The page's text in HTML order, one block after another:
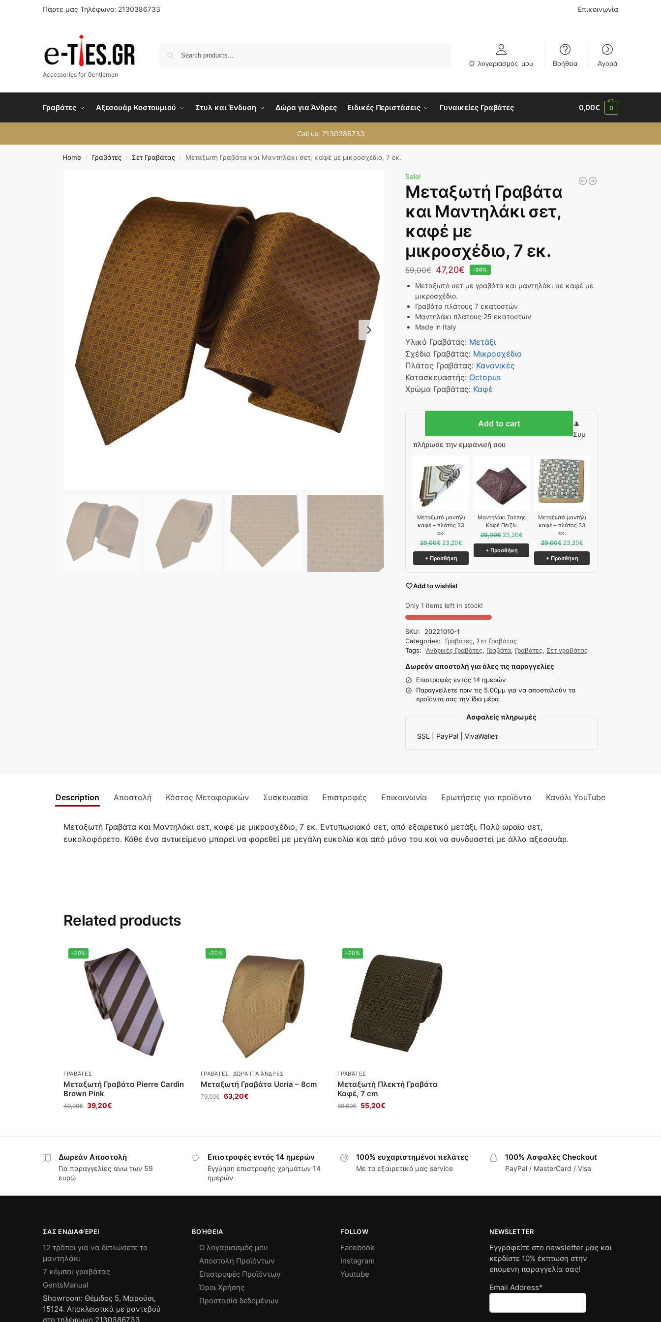
Πάρτε μας Τηλέφωνο: 2130386733 Επικοινωνία
Accessories for Gentlemen
Ο λογαριασμός μου Βοήθεια Αγορά
Γραβάτες Αξεσουάρ Κοστουμιού Στυλ και Ένδυση Δώρα για Άνδρες Ειδικές Περιστάσεις Γυναικείες Γραβάτες 0,00€ 0
Call us: 2130386733
Home / Γραβάτες / Σετ Γραβάτας / Μεταξωτή Γραβάτα και Μαντηλάκι σετ, καφέ με μικροσχέδιο, 7 εκ.
Sale!
Μεταξωτή Γραβάτα
και Μαντηλάκι σετ,
καφέ με
μικροσχέδιο, 7 εκ.
59,00€ 47,20€ -20%
Μεταξωτό σετ με γραβάτα και μαντηλάκι σε καφέ με
μικροσχέδιο.
Γραβάτα πλάτους 7 εκατοστών
Μαντηλάκι πλάτους 25 εκατοστών
Made in Italy
Υλικό Γραβάτας: Μετάξι
Σχέδιο Γραβάτας: Μικροσχέδιο
Πλάτος Γραβάτας: Κανονικές
Κατασκευαστής: Octopus
Χρώμα Γραβάτας: Καφέ
Add to cart
🎩
Συμ
πλήρωσε την εμφάνισή σου
Mεταξωτό μαντήλι
καφέ – πλάτος 33
εκ.
29,00€ 23,20€
+ Προσθήκη
Μαντηλάκι Τσέπης
Καφέ Πέιζλι
29,00€ 23,20€
+ Προσθήκη
Mεταξωτό μαντήλι
καφέ – πλάτος 33
εκ.
29,00€ 23,20€
+ Προσθήκη
Add to wishlist
Only 1 items left in stock!
SKU:
20221010-1
Categories:
Γραβάτες,Σετ Γραβάτας
Tags:
Ανδρικές Γραβάτες, Γραβάτα, Γραβάτες,Σετ γραβάτας
Δωρεάν αποστολή για όλες τις παραγγελίες
Επιστροφές εντός 14 ημερών
Παραγγείλετε πριν τις 5.00μμ για να αποσταλούν τα
προϊόντα σας την ίδια μέρα
Ασφαλείς πληρωμές
SSL | PayPal | VivaWalleτ
Description Αποστολή Κόστος Μεταφορικών Συσκευασία Επιστροφές Επικοινωνία Ερωτήσεις για προϊόντα Κανάλι YouTube
Μεταξωτή Γραβάτα και Μαντηλάκι σετ, καφέ με μικροσχέδιο, 7 εκ. Εντυπωσιακό σετ, από εξαιρετικό μετάξι. Πολύ ωραίο σετ,
ευκολοφόρετο. Κάθε ένα αντικείμενο μπορεί να φορεθεί με μεγάλη ευκολία και από μόνο του και να συνδυαστεί με άλλα αξεσουάρ.
Related products
-20%
ΓΡΑΒΆΤΕΣ
Μεταξωτή Γραβάτα Pierre Cardin
Brown Pink
49,00€ 39,20€
-20%
ΓΡΑΒΆΤΕΣ, ΔΏΡΑ ΓΙΑ ΆΝΔΡΕΣ
Μεταξωτή Γραβάτα Ucria – 8cm
79,00€ 63,20€
-20%
ΓΡΑΒΆΤΕΣ
Μεταξωτή Πλεκτή Γραβάτα
Καφέ, 7 cm
69,00€ 55,20€
Δωρεάν Αποστολή
Για παραγγελίες άνω των 59
ευρώ
Επιστροφές εντός 14 ημερών
Εγγύηση επιστροφής χρημάτων 14
ημερών
100% ευχαριστημένοι πελάτες
Με το εξαιρετικό μας service
100% Ασφαλές Checkout
PayPal / MasterCard / Visa
ΣΑΣ ΕΝΔΙΑΦΈΡΕΙ
12 τρόποι για να διπλώσετε το
μαντηλάκι
7 κόμποι γραβάτας
GentsManual
Showroom: Θέμιδος 5, Μαρούσι,
15124. Αποκλειστικά με ραντεβού
στο τηλέφωνο 2130386733
ΒΟΉΘΕΙΑ
Ο λογαριασμός μου
Αποστολή Προϊόντων
Επιστροφές Προϊόντων
Όροι Χρήσης
Προστασία δεδομένων
FOLLOW
Facebook
Instagram
Youtube
NEWSLETTER
Εγγραφείτε στο newsletter μας και
κερδίστε 10% έκπτωση στην
επόμενη παραγγελία σας!
Email Address*